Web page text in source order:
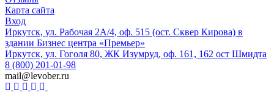
Карта сайта
Вход
Иркутск, ул. Рабочая 2А/4, оф. 515 (ост. Сквер Кирова) в
здании Бизнес центра «Премьер»
Иркутск, ул. Гоголя 80, ЖК Изумруд, оф. 161, 162 ост Шмидта
8 (800) 201-01-98
mail@levober.ru